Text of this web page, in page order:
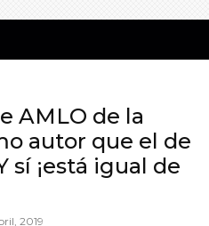
AMLO de la
autor que el de
sí ¡está igual de
2019